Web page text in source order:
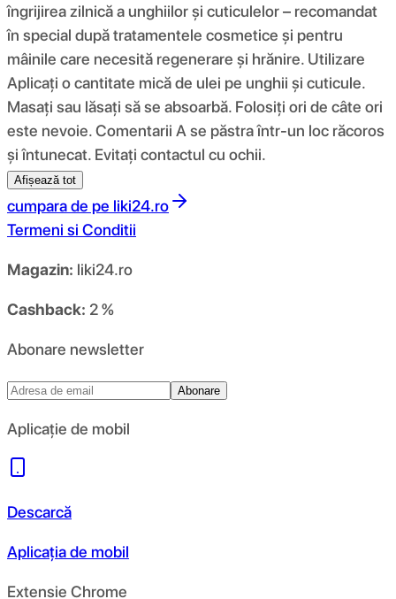
îngrijirea zilnică a unghiilor și cuticulelor – recomandat
în special după tratamentele cosmetice și pentru
mâinile care necesită regenerare și hrănire. Utilizare
Aplicați o cantitate mică de ulei pe unghii și cuticule.
Masați sau lăsați să se absoarbă. Folosiți ori de câte ori
este nevoie. Comentarii A se păstra într-un loc răcoros
și întunecat. Evitați contactul cu ochii.
Afișează tot
cumpara de pe liki24.ro
Termeni si Conditii
Magazin: liki24.ro
Cashback: 2 %
Abonare newsletter
Abonare
Aplicație de mobil
Descarcă
Aplicația de mobil
Extensie Chrome